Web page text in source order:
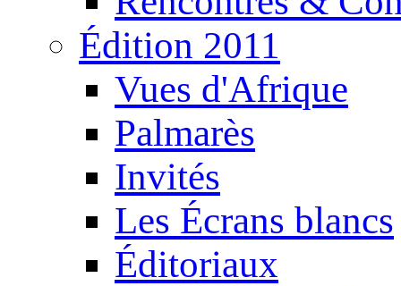
Édition 2011
Vues d'Afrique
Palmarès
Invités
Les Écrans blancs
Éditoriaux